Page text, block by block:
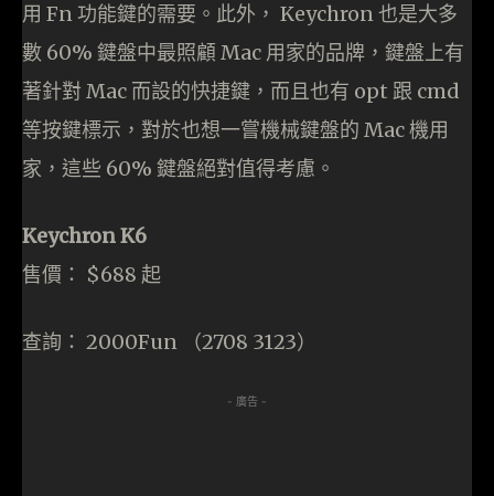
用 Fn 功能鍵的需要。此外， Keychron 也是大多
數 60% 鍵盤中最照顧 Mac 用家的品牌，鍵盤上有
著針對 Mac 而設的快捷鍵，而且也有 opt 跟 cmd
等按鍵標示，對於也想一嘗機械鍵盤的 Mac 機用
家，這些 60% 鍵盤絕對值得考慮。
Keychron K6
售價： $688 起
查詢： 2000Fun （2708 3123）
- 廣告 -